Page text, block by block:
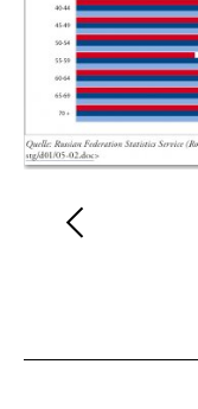
Vorherigen